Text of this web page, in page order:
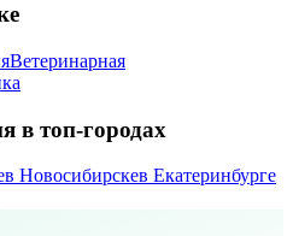
Ветеринарная
в топ-городах
в Новосибирскев Екатеринбурге